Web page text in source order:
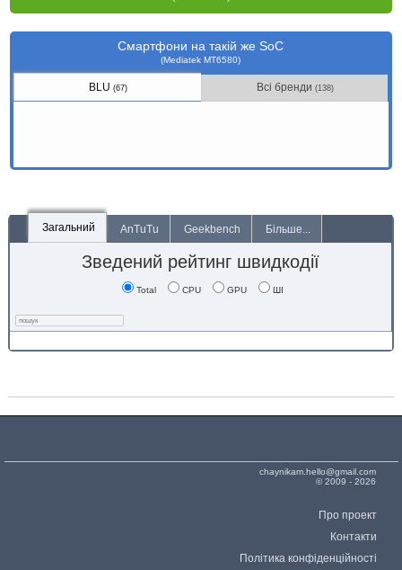
Смартфони на такій же SoC
(Mediatek MT6580)
BLU (67) Всі бренди (138)
Загальний AnTuTu Geekbench Більше...
Зведений рейтинг швидкодії
Total CPU GPU ШІ
chaynikam.hello@gmail.com
© 2009 - 2026
Про проект
Контакти
Політика конфіденційності